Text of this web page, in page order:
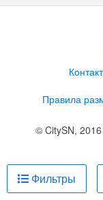
Фильтры
Правила
© CitySN,